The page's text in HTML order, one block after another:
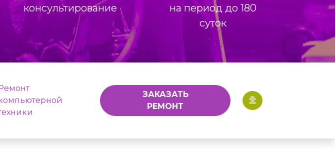
консультирование
на период до 180
суток
ЗАКАЗАТЬ
РЕМОНТ